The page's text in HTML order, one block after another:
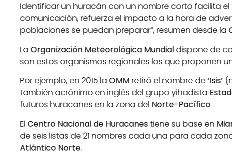
Identificar un huracán con un nombre corto facilita
comunicación, refuerza el impacto a la hora de
poblaciones se puedan preparar”, resumen desde la
La Organización Meteorológica Mundialdispone de
son estos organismos regionales los que proponen
Por ejemplo, en 2015 la OMMretiró el nombre de ‘Isis’
también acrónimo en inglés del grupo yihadista
futuros huracanes en la zona del Norte-Pacífico
El Centro Nacional de Huracanestiene su base en
de seis listas de 21 nombres cada una para cada
Atlántico Norte.